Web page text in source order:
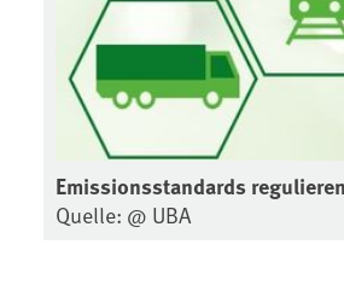
Emissionsstandards
Quelle: @ UBA